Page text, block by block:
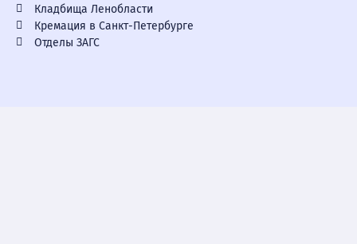
Кладбища Ленобласти
Кремация в Санкт-Петербурге
Отделы ЗАГС